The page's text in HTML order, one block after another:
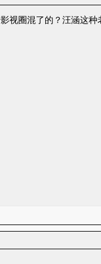
视圈混了的？汪涵这